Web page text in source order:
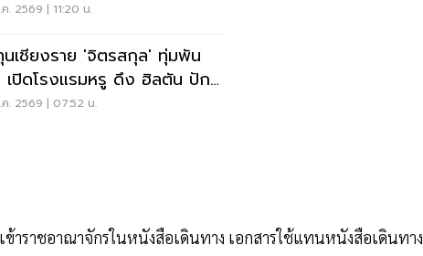
. 2569 | 11:20 น.
เชียงราย 'จิตรสกุล' ทุ่มพัน
เปิดโรงแรมหรู ดึง ฮิลตัน ปัก
บรนด์ใหม่
. 2569 | 07:52 น.
าราชอาณาจักรในหนังสือเดินทาง เอกสารใช้แทนหนังสือเดินทาง